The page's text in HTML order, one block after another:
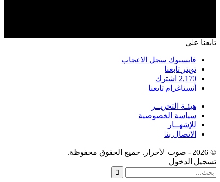
تابعنا على
فايسبوك سجل الاعجاب
تويتر تابعنا
2,170 اشترك
أنستاغرام تابعنا
هيئـة التحريــر
سياسة الخصوصية
للإشهــار
الاتصال بنا
© 2026 - صوت الأحرار. جميع الحقوق محفوظة.
تسجيل الدخول